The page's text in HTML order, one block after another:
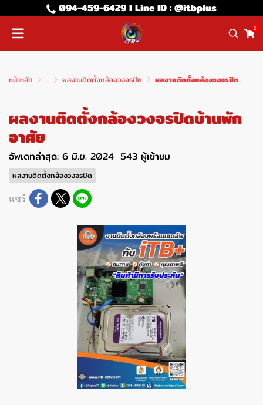
094-459-6429l Line lD :@itbplus
0
หน้าหลัก ... ผลงานติดตั้งกล้องวงจรปิด ผลงานติดตั้งกล้องวงจรปิดบ้านพักอาศัย
ผลงานติดตั้งกล้องวงจรปิดบ้านพัก
อาศัย
อัพเดทล่าสุด: 6 มิ.ย. 2024 543 ผู้เข้าชม
ผลงานติดตั้งกล้องวงจรปิด
แชร์